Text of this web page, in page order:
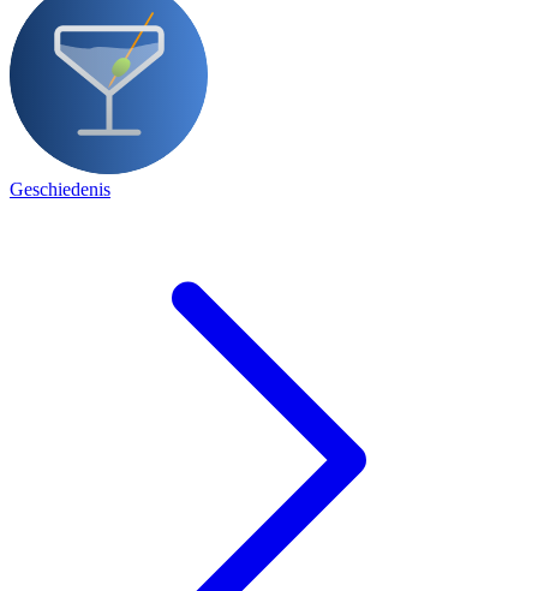
Geschiedenis